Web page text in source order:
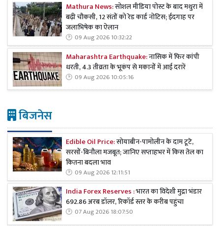
Mathura News:सोशल मीडिया पोस्ट के बाद मथुरा में
बढ़ी चौकसी, 12 संतों को रेड कार्ड नोटिस; ईदगाह पर
जलाभिषेक का ऐलान
09 Aug 2026 10:32:22
Maharashtra Earthquake:नासिक में फिर कांपी
धरती, 4.3 तीव्रता के भूकंप से मकानों में आई दरारें
09 Aug 2026 10:05:16
बिजनेस
Edible Oil Price:सोयाबीन-पामोलीन के दाम टूटे,
सरसों-बिनौला मजबूत; जानिए सप्ताहभर में किस तेल का
कितना बदला भाव
09 Aug 2026 12:11:51
India Forex Reserves :भारत का विदेशी मुद्रा भंडार
692.86 अरब डॉलर, रिकॉर्ड स्तर के करीब पहुंचा
07 Aug 2026 18:07:50